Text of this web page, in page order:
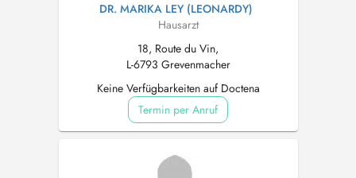
DR. MARIKA LEY (LEONARDY)
Hausarzt
18, Route du Vin,
L-6793 Grevenmacher
Keine Verfügbarkeiten auf Doctena
Termin per Anruf